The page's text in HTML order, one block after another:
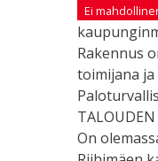
Ei
Rakennus
toimijana
On